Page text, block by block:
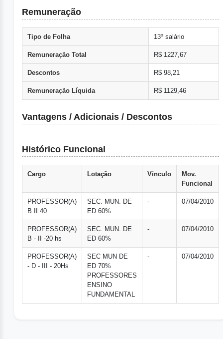
Remuneração
Tipo de Folha 13º salário
Remuneração Total R$ 1227,67
Descontos R$ 98,21
Remuneração Líquida R$ 1129,46
Vantagens / Adicionais / Descontos
Histórico Funcional
Cargo Lotação Vínculo
Mov.
Funcional
PROFESSOR(A)
B II 40
SEC. MUN. DE
ED 60%
- 07/04/2010
PROFESSOR(A)
B - II -20 hs
SEC. MUN. DE
ED 60%
- 07/04/2010
PROFESSOR(A)
- D - III - 20Hs
SEC MUN DE
ED 70%
PROFESSORES
ENSINO
FUNDAMENTAL
- 07/04/2010